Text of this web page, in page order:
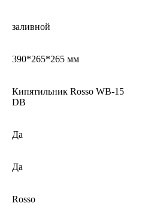
заливной
390*265*265 мм
Кипятильник Rosso WB-15
DB
Да
Да
Rosso